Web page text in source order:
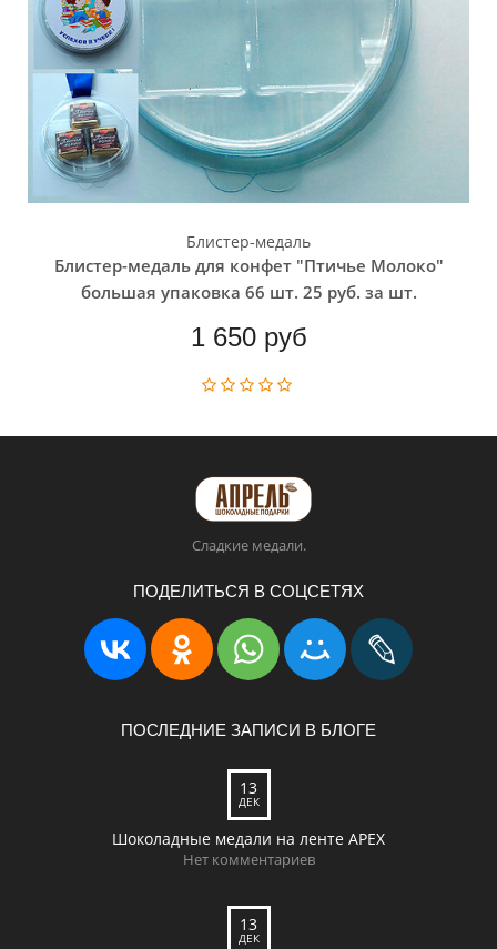
Блистер-медаль
Блистер-медаль для конфет "Птичье Молоко"
большая упаковка 66 шт. 25 руб. за шт.
1 650 руб
Сладкие медали.
ПОДЕЛИТЬСЯ В СОЦСЕТЯХ
ПОСЛЕДНИЕ ЗАПИСИ В БЛОГЕ
13
ДЕК
Шоколадные медали на ленте APEX
Нет комментариев
13
ДЕК